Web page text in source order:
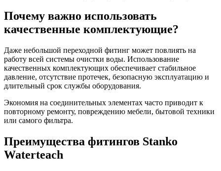
Почему важно использовать
качественные комплектующие?
Даже небольшой переходной фитинг может повлиять на
работу всей системы очистки воды. Использование
качественных комплектующих обеспечивает стабильное
давление, отсутствие протечек, безопасную эксплуатацию и
длительный срок службы оборудования.
Экономия на соединительных элементах часто приводит к
повторному ремонту, повреждению мебели, бытовой техники
или самого фильтра.
Преимущества фитингов Stanko
Waterteach